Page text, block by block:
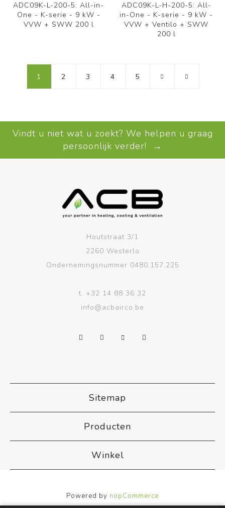
ADC09K-L-200-5: All-in-
One - K-serie - 9 kW -
VVW + SWW 200 l
ADC09K-L-H-200-5: All-
in-One - K-serie - 9 kW -
VVW + Ventilo + SWW
200 l
1 2 3 4 5
Vindt u niet wat u zoekt? We helpen u graag
persoonlijk verder! →
Houtstraat 3/1
2260 Westerlo
Ondernemingsnummer 0480.157.225
t. +32 14 88 36 32
info@acbairco.be
Sitemap
Producten
Winkel
Powered by nopCommerce